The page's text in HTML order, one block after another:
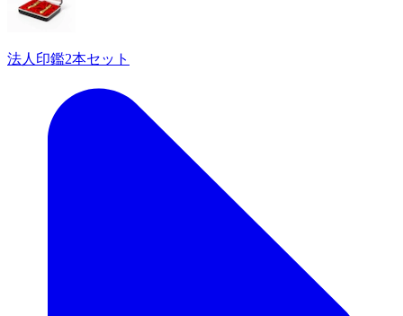
法人印鑑2本セット